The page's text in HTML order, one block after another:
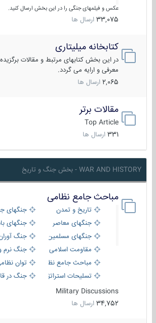
عکس و فیلمهای جنگی را در این بخش ارسال کنید.
33,075 ارسال ها
کتابخانه میلیتاری
در این بخش کتابهای مرتبط و مقالات برگزیده
معرفی و ارایه می گردد.
2,065 ارسال ها
مقالات برتر
Top Article
331 ارسال ها
WAR AND HISTORY - بخش جنگ و تاریخ
مباحث جامع نظامی
تاریخ و تمدن
جنگهای
جنگهای معاصر
جنگهای
جنگهای مسلمین
جنگ آوران
مقاومت اسلامی
جنگ نرم و
مباحث جامع نظامی
توان نظامی
تسلیحات استراتژیک
جنگ در قاب
Military Discussions
34,752 ارسال ها